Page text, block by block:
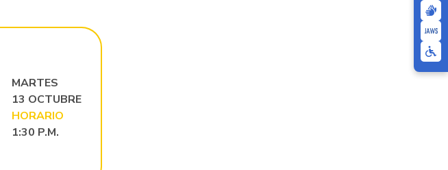
MARTES
13 OCTUBRE
HORARIO
1:30 P.M.